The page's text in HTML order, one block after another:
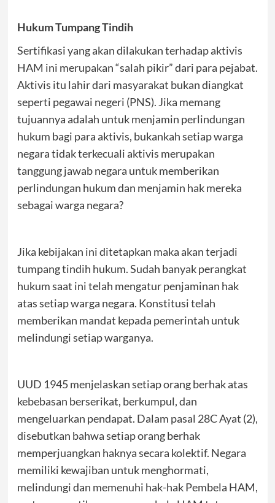
Hukum Tumpang Tindih
Sertifikasi yang akan dilakukan terhadap aktivis
HAM ini merupakan “salah pikir” dari para pejabat.
Aktivis itu lahir dari masyarakat bukan diangkat
seperti pegawai negeri (PNS). Jika memang
tujuannya adalah untuk menjamin perlindungan
hukum bagi para aktivis, bukankah setiap warga
negara tidak terkecuali aktivis merupakan
tanggung jawab negara untuk memberikan
perlindungan hukum dan menjamin hak mereka
sebagai warga negara?
Jika kebijakan ini ditetapkan maka akan terjadi
tumpang tindih hukum. Sudah banyak perangkat
hukum saat ini telah mengatur penjaminan hak
atas setiap warga negara. Konstitusi telah
memberikan mandat kepada pemerintah untuk
melindungi setiap warganya.
UUD 1945 menjelaskan setiap orang berhak atas
kebebasan berserikat, berkumpul, dan
mengeluarkan pendapat. Dalam pasal 28C Ayat (2),
disebutkan bahwa setiap orang berhak
memperjuangkan haknya secara kolektif. Negara
memiliki kewajiban untuk menghormati,
melindungi dan memenuhi hak-hak Pembela HAM,